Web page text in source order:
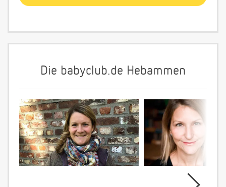
Die babyclub.de Hebammen